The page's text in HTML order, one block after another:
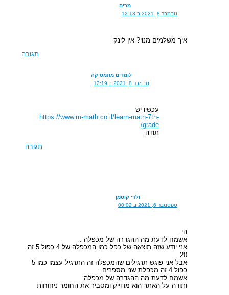
מרים
נובמבר 8, 2021 ב 12:13
איך משלמים מנוי? אין לינק
תגובה
לומדים מתמטיקה
נובמבר 8, 2021 ב 12:19
עכשיו יש
https://www.m-math.co.il/learn-math-7th-
grade/
תודה
תגובה
ולדי קוטמן
ספטמבר 6, 2021 ב 00:02
הי .
אשמח לדעת מה ההגדרה של מכפלה .
אני יודע שזה תוצאה של כפל כמו המכפלה של 4 כפול 5 זה
20 .
אבל אני פוגש תרגילים שהמכפלה זה התרגיל עצמו כמו 5
כפול 4 זה מכפלת שני מספרים .
אשמח לדעת מה ההגדרה של מכפלה
ותודה על האתר הוא מדוייק ומסביר את החומר ניחוחות